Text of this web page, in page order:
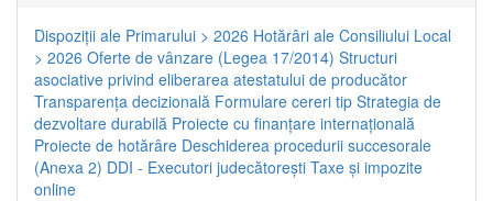
Dispoziţii ale Primarului > 2026 Hotărâri ale Consiliului Local
> 2026 Oferte de vânzare (Legea 17/2014) Structuri
asociative privind eliberarea atestatului de producător
Transparenţa decizională Formulare cereri tip Strategia de
dezvoltare durabilă Proiecte cu finanţare internaţională
Proiecte de hotărâre Deschiderea procedurii succesorale
(Anexa 2) DDI - Executori judecătorești Taxe şi impozite
online